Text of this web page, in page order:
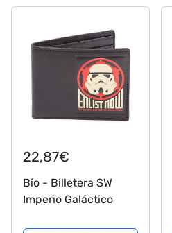
22,87€
Bio - Billetera SW
Imperio Galáctico